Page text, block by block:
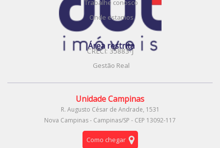
CRECI: 35883-J
Trabalhe conosco
Onde estamos
Área restrita
Gestão Real
Unidade Campinas
R. Augusto César de Andrade, 1531
Nova Campinas - Campinas/SP - CEP 13092-117
Como chegar